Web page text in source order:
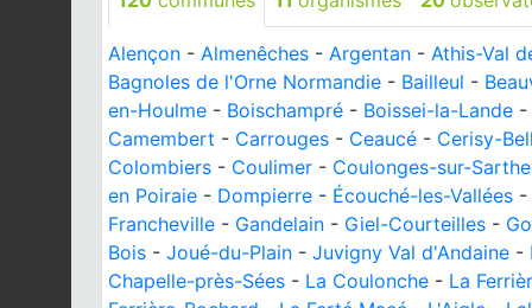
Alençon - Almenêches - Argentan - Athis-Val
Bagnoles de l'Orne Normandie - Bailleul -
en-Houlme - Boischampré - Boissei-la-Lande -
Camembert - Carrouges - Ceaucé - Cerisy-
Colombiers - Coulimer - Coulonges-sur-Sarthe
en Poiraie - Dompierre - Écouché-les-Vallées -
Francheville - Gandelain - Giel-Courteilles -
Bois - Joué-du-Plain - Juvigny Val d'Andaine -
Chapelle-près-Sées - La Coulonche - La